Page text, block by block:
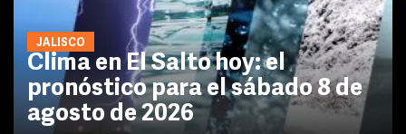
JALISCO
Clima en El Salto hoy: el
pronóstico para el sábado 8 de
agosto de 2026